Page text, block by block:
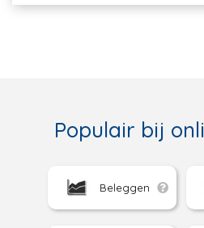
Populair bij
Beleggen